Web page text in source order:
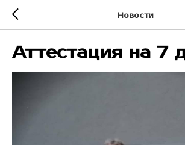
Новости
Аттестация на 7